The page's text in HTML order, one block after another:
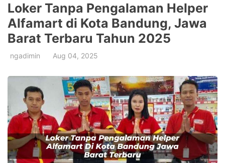
Loker Tanpa Pengalaman Helper
Alfamart di Kota Bandung, Jawa
Barat Terbaru Tahun 2025
ngadimin Aug 04, 2025